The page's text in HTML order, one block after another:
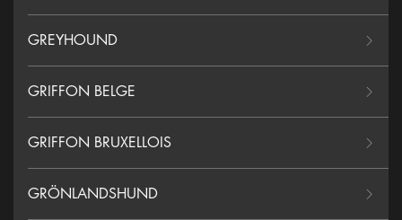
GREYHOUND
GRIFFON BELGE
GRIFFON BRUXELLOIS
GRÖNLANDSHUND